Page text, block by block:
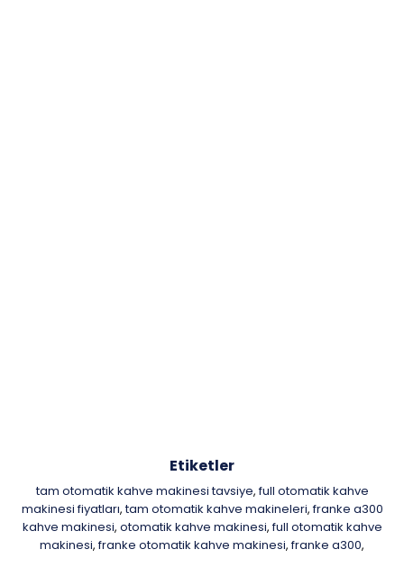
Etiketler
tam otomatik kahve makinesi tavsiye, full otomatik kahve
makinesi fiyatları, tam otomatik kahve makineleri, franke a300
kahve makinesi, otomatik kahve makinesi, full otomatik kahve
makinesi, franke otomatik kahve makinesi, franke a300,